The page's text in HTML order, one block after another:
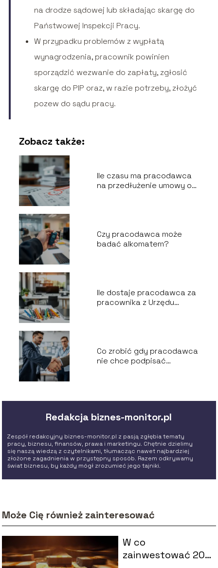
na drodze sądowej lub składając skargę do
Państwowej Inspekcji Pracy.
W przypadku problemów z wypłatą
wynagrodzenia, pracownik powinien
sporządzić wezwanie do zapłaty, zgłosić
skargę do PIP oraz, w razie potrzeby, złożyć
pozew do sądu pracy.
Zobacz także:
Ile czasu ma pracodawca
na przedłużenie umowy o
Czy pracodawca może
badać alkomatem?
Ile dostaje pracodawca za
pracownika z Urzędu
Co zrobić gdy pracodawca
nie chce podpisać
Redakcja biznes-monitor.pl
Zespół redakcyjny biznes-monitor.pl z pasją zgłębia tematy
pracy, biznesu, finansów, prawa i marketingu. Chętnie dzielimy
się naszą wiedzą z czytelnikami, tłumacząc nawet najbardziej
złożone zagadnienia w przystępny sposób. Razem odkrywamy
świat biznesu, by każdy mógł zrozumieć jego tajniki.
Może Cię również zainteresować
W co
zainwestować 200